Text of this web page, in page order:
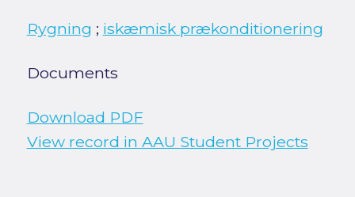
Rygning ; iskæmisk prækonditionering
Documents
Download PDF
View record in AAU Student Projects